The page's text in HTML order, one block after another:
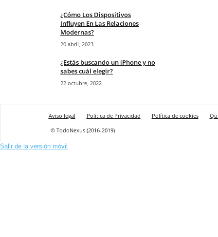
¿Cómo Los Dispositivos
Influyen En Las Relaciones
Modernas?
20 abril, 2023
¿Estás buscando un iPhone y no
sabes cuál elegir?
22 octubre, 2022
Aviso legal Politica de Privacidad Política de cookies
© TodoNexus (2016-2019)
Salir de la versión móvil